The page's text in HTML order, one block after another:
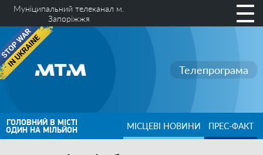
Муніципальний телеканал м.
Запоріжжя
Телепрограма
ГОЛОВНИЙ В МІСТІ
ОДИН НА МІЛЬЙОН МІСЦЕВІ НОВИНИ ПРЕС-ФАКТ